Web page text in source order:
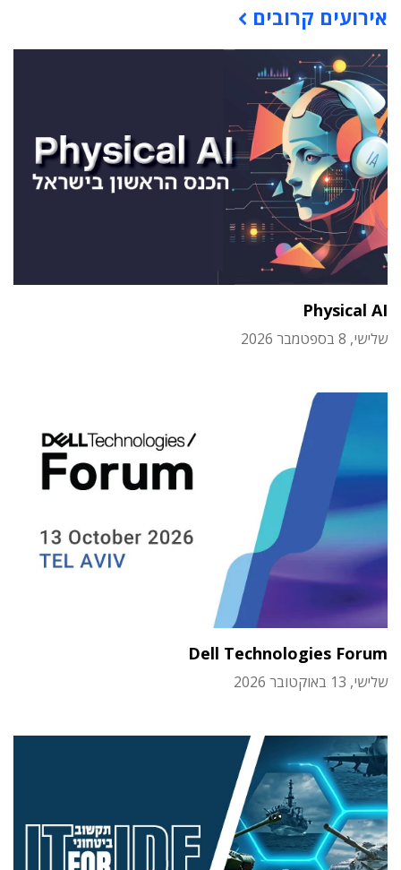
אירועים קרובים
Physical AI
שלישי, 8 בספטמבר 2026
Dell Technologies Forum
שלישי, 13 באוקטובר 2026